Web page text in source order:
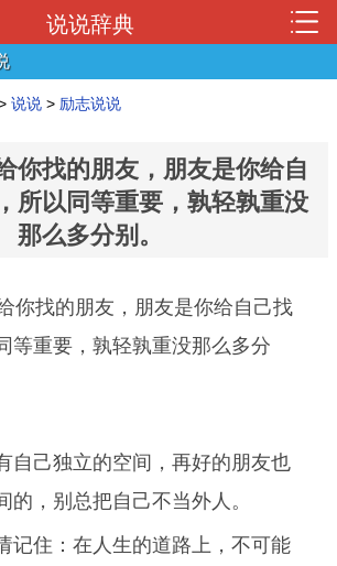
说说辞典
说说 > 励志说说
你找的朋友，朋友是你给自
所以同等重要，孰轻孰重没
那么多分别。
你找的朋友，朋友是你给自己找
等重要，孰轻孰重没那么多分
自己独立的空间，再好的朋友也
的，别总把自己不当外人。
记住：在人生的道路上，不可能